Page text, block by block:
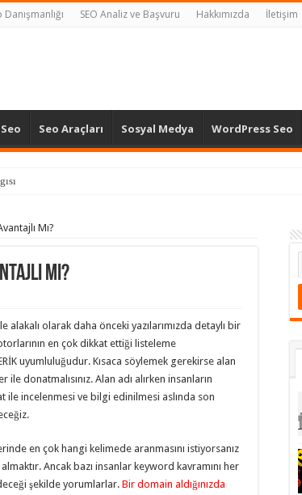
SEO Analiz ve Başvuru Hakkımızda İletişim
Seo Araçları Sosyal Medya WordPress Seo
Mı?
Mı?
olarak daha önceki yazılarımızda detaylı bir
en çok dikkat ettiği listeleme
uyumluluğudur. Kısaca söylemek gerekirse alan
donatmalısınız. Alan adı alırken insanların
ile incelenmesi ve bilgi edinilmesi aslında son
en çok hangi kelimede aranmasını istiyorsanız
Ancak bazı insanlar keyword kavramını her
şekilde yorumlarlar. Bir domain aldığınızda